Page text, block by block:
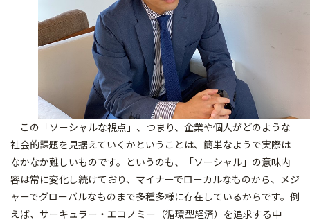
この「ソーシャルな視点」、つまり、企業や個人がどのような
社会的課題を見据えていくかということは、簡単なようで実際は
なかなか難しいものです。というのも、「ソーシャル」の意味内
容は常に変化し続けており、マイナーでローカルなものから、メジ
ャーでグローバルなものまで多種多様に存在しているからです。例
えば、サーキュラー・エコノミー（循環型経済）を追求する中